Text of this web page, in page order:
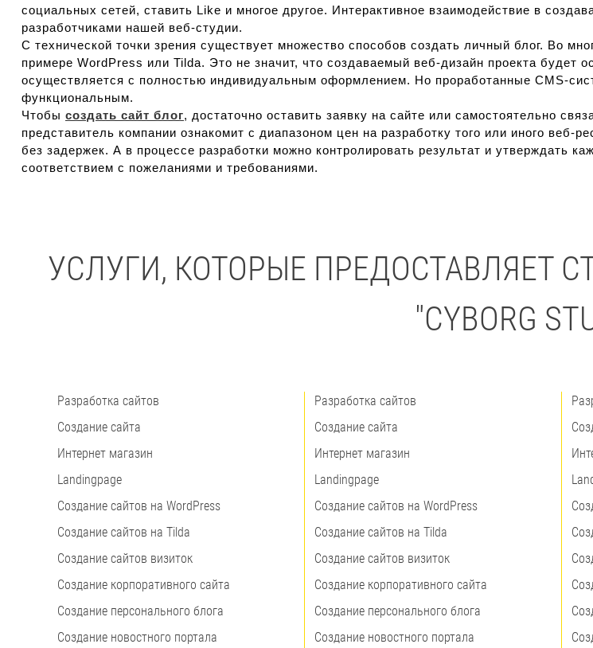
социальных сетей, ставить Like и многое другое. Интерактивное взаимодействие в
разработчиками нашей веб-студии.
С технической точки зрения существует множество способов создать личный блог. Во
примере WordPress или Tilda. Это не значит, что создаваемый веб-дизайн проекта будет
осуществляется с полностью индивидуальным оформлением. Но проработанные CMS-
функциональным.
Чтобы создать сайт блог, достаточно оставить заявку на сайте или самостоятельно
представитель компании ознакомит с диапазоном цен на разработку того или иного веб-
без задержек. А в процессе разработки можно контролировать результат и утверждать
соответствием с пожеланиями и требованиями.
УСЛУГИ, КОТОРЫЕ ПРЕДОСТАВЛЯЕТ
"CYBORG
Разработка сайтов
Создание сайта
Интернет магазин
Landingpage
Создание сайтов на WordPress
Создание сайтов на Tilda
Создание сайтов визиток
Создание корпоративного сайта
Создание персонального блога
Создание новостного портала
Разработка сайтов
Создание сайта
Интернет магазин
Landingpage
Создание сайтов на WordPress
Создание сайтов на Tilda
Создание сайтов визиток
Создание корпоративного сайта
Создание персонального блога
Создание новостного портала